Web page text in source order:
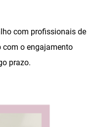
com profissionais de
com o engajamento
prazo.